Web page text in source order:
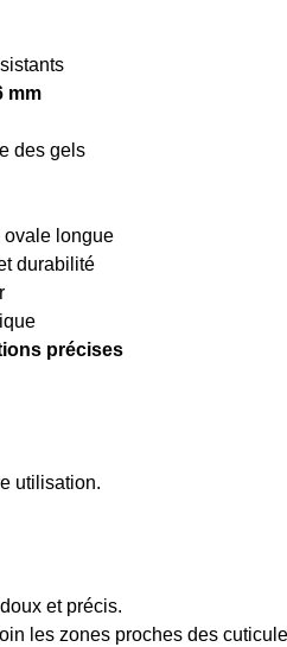
mm
des gels
ovale longue
durabilité
précises
utilisation.
et précis.
les zones proches des